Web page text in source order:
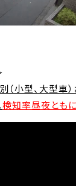
（小型、大型車
検知率昼夜とも